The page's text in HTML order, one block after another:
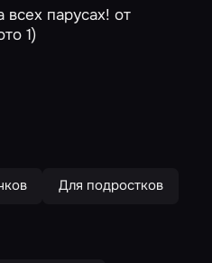
Для подростков